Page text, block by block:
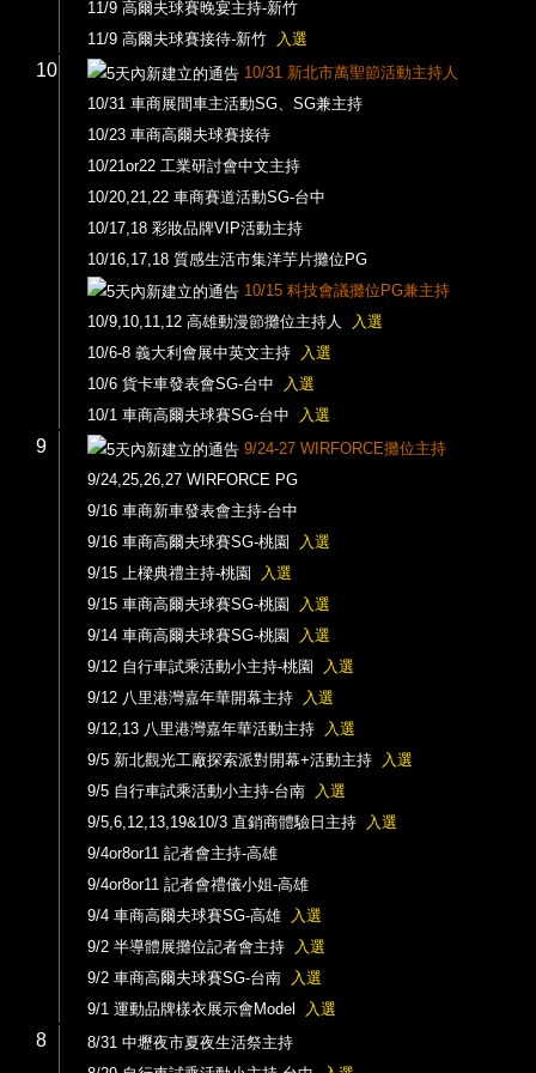
11/9 高爾夫球賽晚宴主持-新竹
11/9 高爾夫球賽接待-新竹
入選
10
10/31 新北市萬聖節活動主持人
10/31 車商展間車主活動SG、SG兼主持
10/23 車商高爾夫球賽接待
10/21or22 工業研討會中文主持
10/20,21,22 車商賽道活動SG-台中
10/17,18 彩妝品牌VIP活動主持
10/16,17,18 質感生活市集洋芋片攤位PG
10/15 科技會議攤位PG兼主持
10/9,10,11,12 高雄動漫節攤位主持人
入選
10/6-8 義大利會展中英文主持
入選
10/6 貨卡車發表會SG-台中
入選
10/1 車商高爾夫球賽SG-台中
入選
9
9/24-27 WIRFORCE攤位主持
9/24,25,26,27 WIRFORCE PG
9/16 車商新車發表會主持-台中
9/16 車商高爾夫球賽SG-桃園
入選
9/15 上樑典禮主持-桃園
入選
9/15 車商高爾夫球賽SG-桃園
入選
9/14 車商高爾夫球賽SG-桃園
入選
9/12 自行車試乘活動小主持-桃園
入選
9/12 八里港灣嘉年華開幕主持
入選
9/12,13 八里港灣嘉年華活動主持
入選
9/5 新北觀光工廠探索派對開幕+活動主持
入選
9/5 自行車試乘活動小主持-台南
入選
9/5,6,12,13,19&10/3 直銷商體驗日主持
入選
9/4or8or11 記者會主持-高雄
9/4or8or11 記者會禮儀小姐-高雄
9/4 車商高爾夫球賽SG-高雄
入選
9/2 半導體展攤位記者會主持
入選
9/2 車商高爾夫球賽SG-台南
入選
9/1 運動品牌樣衣展示會Model
入選
8
8/31 中壢夜市夏夜生活祭主持